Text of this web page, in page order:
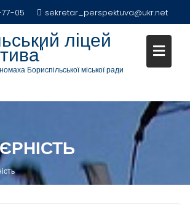
05 sekretar_perspektuva@ukr.net
ліцей
Бориспільської міської ради